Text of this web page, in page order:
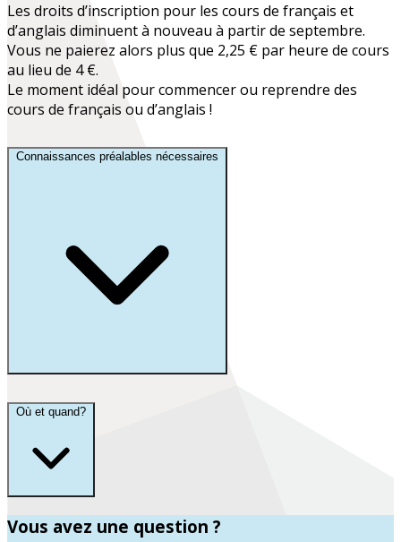
Les droits d’inscription pour les cours de français et
d’anglais diminuent à nouveau à partir de septembre.
Vous ne paierez alors plus que 2,25 € par heure de cours
au lieu de 4 €.
Le moment idéal pour commencer ou reprendre des
cours de français ou d’anglais !
Connaissances préalables nécessaires
Où et quand?
Vous avez une question ?